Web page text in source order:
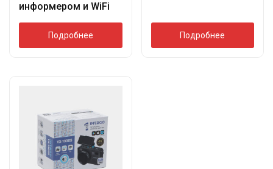
информером и WiFi
Подробнее Подробнее